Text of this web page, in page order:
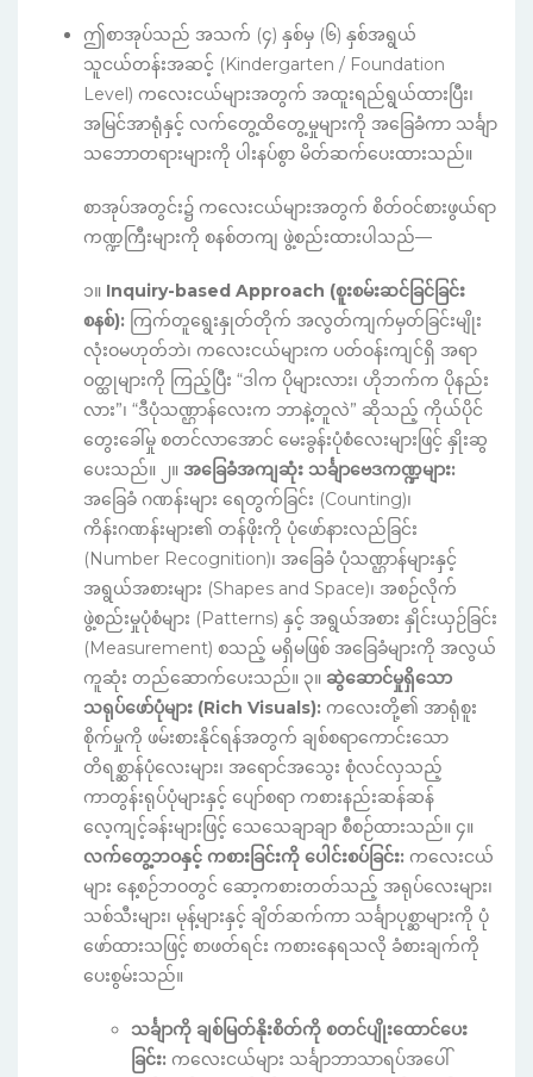
ဤစာအုပ်သည် အသက် (၄) နှစ်မှ (၆) နှစ်အရွယ်
သူငယ်တန်းအဆင့် (Kindergarten / Foundation
Level) ကလေးငယ်များအတွက် အထူးရည်ရွယ်ထားပြီး၊
အမြင်အာရုံနှင့် လက်တွေ့ထိတွေ့မှုများကို အခြေခံကာ သင်္ချာ
သဘောတရားများကို ပါးနပ်စွာ မိတ်ဆက်ပေးထားသည်။
စာအုပ်အတွင်း၌ ကလေးငယ်များအတွက် စိတ်ဝင်စားဖွယ်ရာ
ကဏ္ဍကြီးများကို စနစ်တကျ ဖွဲ့စည်းထားပါသည်—
၁။ Inquiry-based Approach (စူးစမ်းဆင်ခြင်ခြင်း
စနစ်): ကြက်တူရွေးနှုတ်တိုက် အလွတ်ကျက်မှတ်ခြင်းမျိုး
လုံးဝမဟုတ်ဘဲ၊ ကလေးငယ်များက ပတ်ဝန်းကျင်ရှိ အရာ
ဝတ္ထုများကို ကြည့်ပြီး “ဒါက ပိုများလား၊ ဟိုဘက်က ပိုနည်း
လား”၊ “ဒီပုံသဏ္ဌာန်လေးက ဘာနဲ့တူလဲ” ဆိုသည့် ကိုယ်ပိုင်
တွေးခေါ်မှု စတင်လာအောင် မေးခွန်းပုံစံလေးများဖြင့် နှိုးဆွ
ပေးသည်။ ၂။ အခြေခံအကျဆုံး သင်္ချာဗေဒကဏ္ဍများ:
အခြေခံ ဂဏန်းများ ရေတွက်ခြင်း (Counting)၊
ကိန်းဂဏန်းများ၏ တန်ဖိုးကို ပုံဖော်နားလည်ခြင်း
(Number Recognition)၊ အခြေခံ ပုံသဏ္ဌာန်များနှင့်
အရွယ်အစားများ (Shapes and Space)၊ အစဉ်လိုက်
ဖွဲ့စည်းမှုပုံစံများ (Patterns) နှင့် အရွယ်အစား နှိုင်းယှဉ်ခြင်း
(Measurement) စသည့် မရှိမဖြစ် အခြေခံများကို အလွယ်
ကူဆုံး တည်ဆောက်ပေးသည်။ ၃။ ဆွဲဆောင်မှုရှိသော
သရုပ်ဖော်ပုံများ (Rich Visuals): ကလေးတို့၏ အာရုံစူး
စိုက်မှုကို ဖမ်းစားနိုင်ရန်အတွက် ချစ်စရာကောင်းသော
တိရစ္ဆာန်ပုံလေးများ၊ အရောင်အသွေး စုံလင်လှသည့်
ကာတွန်းရုပ်ပုံများနှင့် ပျော်စရာ ကစားနည်းဆန်ဆန်
လေ့ကျင့်ခန်းများဖြင့် သေသေချာချာ စီစဉ်ထားသည်။ ၄။
လက်တွေ့ဘဝနှင့် ကစားခြင်းကို ပေါင်းစပ်ခြင်း: ကလေးငယ်
များ နေ့စဉ်ဘဝတွင် ဆော့ကစားတတ်သည့် အရုပ်လေးများ၊
သစ်သီးများ၊ မုန့်များနှင့် ချိတ်ဆက်ကာ သင်္ချာပုစ္ဆာများကို ပုံ
ဖော်ထားသဖြင့် စာဖတ်ရင်း ကစားနေရသလို ခံစားချက်ကို
ပေးစွမ်းသည်။
သင်္ချာကို ချစ်မြတ်နိုးစိတ်ကို စတင်ပျိုးထောင်ပေး
ခြင်း: ကလေးငယ်များ သင်္ချာဘာသာရပ်အပေါ်